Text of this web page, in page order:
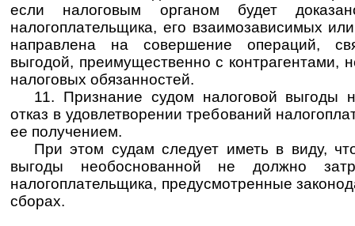
если налоговым органом будет
налогоплательщика, его взаимозависимых
направлена на совершение операций,
выгодой, преимущественно с контрагентами,
налоговых обязанностей.
11. Признание судом налоговой выгоды
отказ в удовлетворении требований
ее получением.
При этом судам следует иметь в виду,
выгоды необоснованной не должно
налогоплательщика, предусмотренные
сборах.